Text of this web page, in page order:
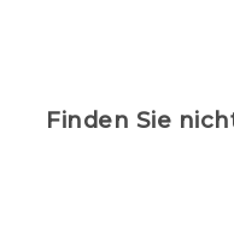
Finden Sie